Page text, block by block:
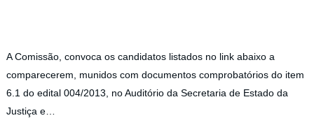
A Comissão, convoca os candidatos listados no link abaixo a
comparecerem, munidos com documentos comprobatórios do item
6.1 do edital 004/2013, no Auditório da Secretaria de Estado da
Justiça e…